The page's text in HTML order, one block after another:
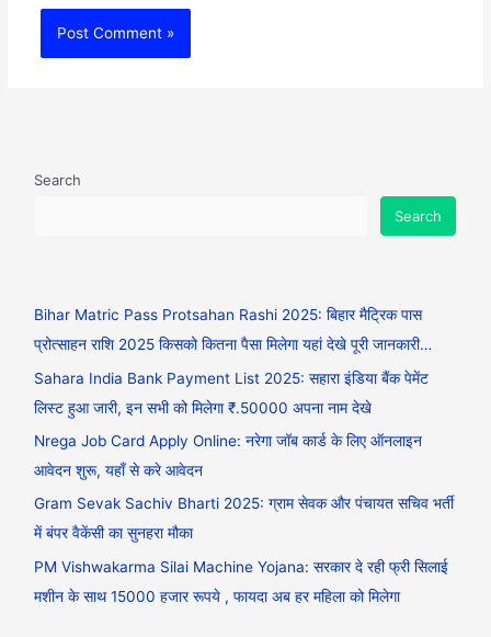
Search
Search
Bihar Matric Pass Protsahan Rashi 2025: बिहार मैट्रिक पास
प्रोत्साहन राशि 2025 किसको कितना पैसा मिलेगा यहां देखे पूरी जानकारी…
Sahara India Bank Payment List 2025: सहारा इंडिया बैंक पेमेंट
लिस्ट हुआ जारी, इन सभी को मिलेगा ₹.50000 अपना नाम देखे
Nrega Job Card Apply Online: नरेगा जॉब कार्ड के लिए ऑनलाइन
आवेदन शुरू, यहाँ से करे आवेदन
Gram Sevak Sachiv Bharti 2025: ग्राम सेवक और पंचायत सचिव भर्ती
में बंपर वैकेंसी का सुनहरा मौका
PM Vishwakarma Silai Machine Yojana: सरकार दे रही फ्री सिलाई
मशीन के साथ 15000 हजार रूपये , फायदा अब हर महिला को मिलेगा